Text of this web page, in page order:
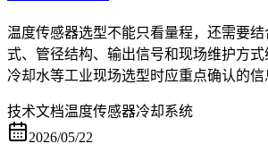
温度传感器选型不能只看量程，还需要
式、管径结构、输出信号和现场维护方
冷却水等工业现场选型时应重点确认的信
技术文档温度传感器冷却系统
2026/05/22